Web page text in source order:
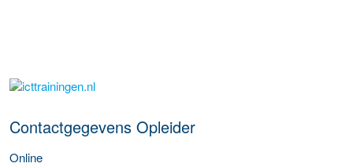
over deze opleider
Contactgegevens Opleider
Online